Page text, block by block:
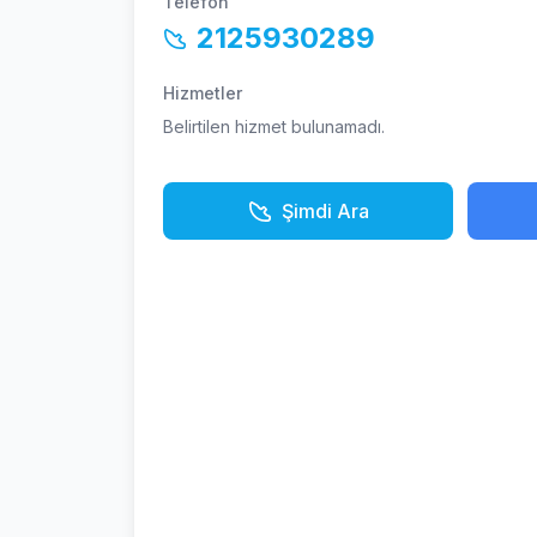
2125930289
Hizmetler
Belirtilen hizmet bulunamadı.
Şimdi Ara